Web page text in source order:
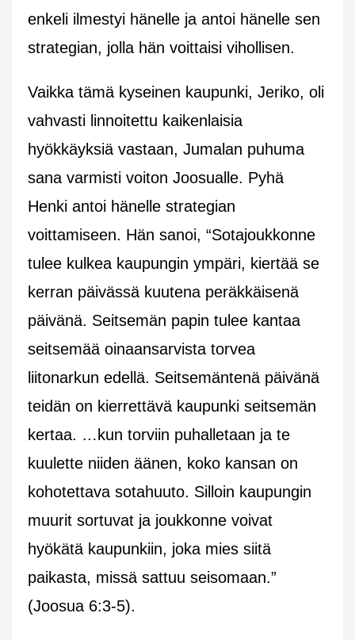
enkeli ilmestyi hänelle ja antoi hänelle sen
strategian, jolla hän voittaisi vihollisen.
Vaikka tämä kyseinen kaupunki, Jeriko, oli
vahvasti linnoitettu kaikenlaisia
hyökkäyksiä vastaan, Jumalan puhuma
sana varmisti voiton Joosualle. Pyhä
Henki antoi hänelle strategian
voittamiseen. Hän sanoi, “Sotajoukkonne
tulee kulkea kaupungin ympäri, kiertää se
kerran päivässä kuutena peräkkäisenä
päivänä. Seitsemän papin tulee kantaa
seitsemää oinaansarvista torvea
liitonarkun edellä. Seitsemäntenä päivänä
teidän on kierrettävä kaupunki seitsemän
kertaa. …kun torviin puhalletaan ja te
kuulette niiden äänen, koko kansan on
kohotettava sotahuuto. Silloin kaupungin
muurit sortuvat ja joukkonne voivat
hyökätä kaupunkiin, joka mies siitä
paikasta, missä sattuu seisomaan.”
(Joosua 6:3-5).